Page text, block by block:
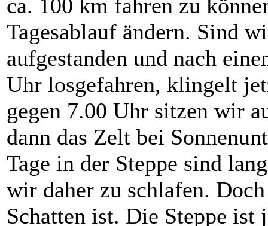
ca. 100 km fahren zu
Tagesablauf ändern. Sind
aufgestanden und nach
Uhr losgefahren, klingelt
gegen 7.00 Uhr sitzen wir
dann das Zelt bei
Tage in der Steppe sind
wir daher zu schlafen.
Schatten ist. Die Steppe ist